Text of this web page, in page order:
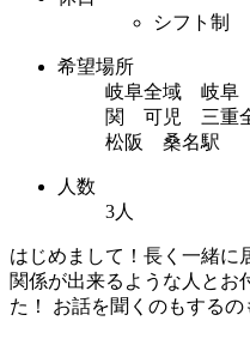
シフト制
希望場所
岐阜全域 岐
関 可児 三重
松阪 桑名駅
人数
3人
はじめまして！長く一緒に
関係が出来るような人とお
た！ お話を聞くのもするの